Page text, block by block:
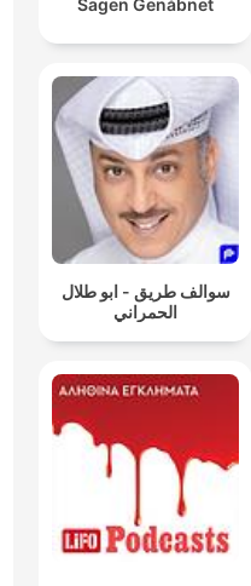
سوالف طريق - ابو طلال
الحمراني